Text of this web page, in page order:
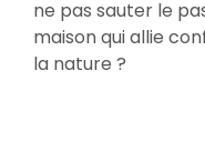
ne pas sauter le
maison qui allie
la nature ?